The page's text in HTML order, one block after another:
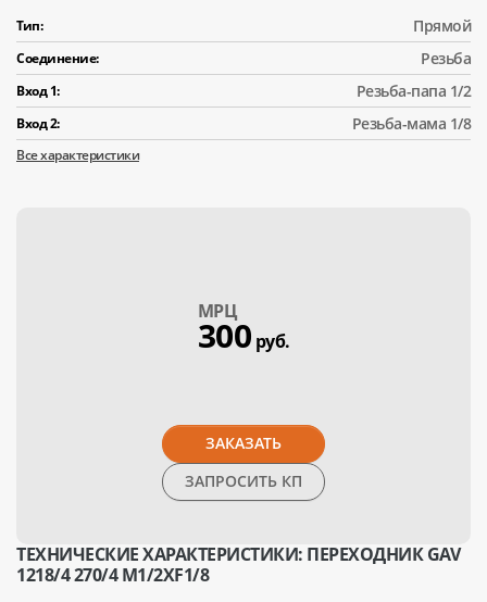
Тип: Прямой
Соединение: Резьба
Вход 1: Резьба-папа 1/2
Вход 2: Резьба-мама 1/8
Все характеристики
МPЦ
300 руб.
ЗАКАЗАТЬ
ЗАПРОСИТЬ КП
ТЕХНИЧЕСКИЕ ХАРАКТЕРИСТИКИ: ПЕРЕХОДНИК GAV
1218/4 270/4 М1/2XF1/8